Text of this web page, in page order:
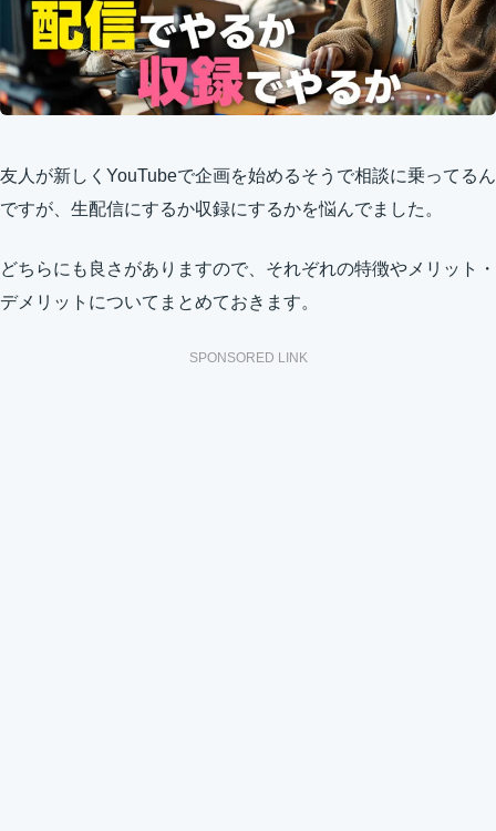
友人が新しくYouTubeで企画を始めるそうで相談に乗ってるん
ですが、生配信にするか収録にするかを悩んでました。
どちらにも良さがありますので、それぞれの特徴やメリット・
デメリットについてまとめておきます。
SPONSORED LINK